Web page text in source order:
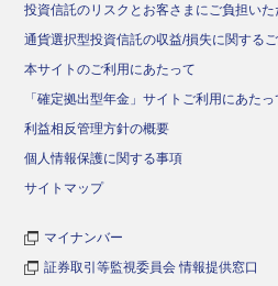
投資信託のリスクとお客さまにご負担い
通貨選択型投資信託の収益/損失に関する
本サイトのご利用にあたって
「確定拠出型年金」サイトご利用にあた
利益相反管理方針の概要
個人情報保護に関する事項
サイトマップ
マイナンバー
証券取引等監視委員会 情報提供窓口